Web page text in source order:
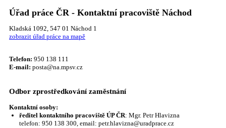
Úřad práce ČR - Kontaktní pracoviště Náchod
Kladská 1092, 547 01 Náchod 1
zobrazit úřad práce na mapě
Telefon: 950 138 111
E-mail: posta@na.mpsv.cz
Odbor zprostředkování zaměstnání
Kontaktní osoby:
ředitel kontaktního pracoviště ÚP ČR: Mgr. Petr Hlavizna
telefon: 950 138 300, email: petr.hlavizna@uradprace.cz